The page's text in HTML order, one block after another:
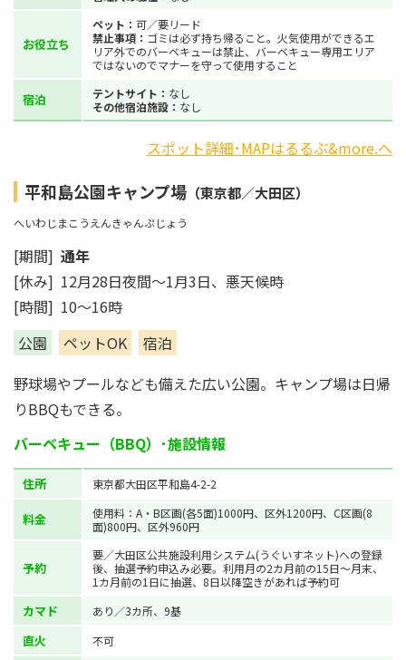
お役立ち
ペット： 可／要リード
禁止事項： ゴミは必ず持ち帰ること。火気使用ができるエ
リア外でのバーベキューは禁止、バーベキュー専用エリア
ではないのでマナーを守って使用すること
宿泊 テントサイト： なし
その他宿泊施設： なし
スポット詳細･MAPはるるぶ&more.へ
平和島公園キャンプ場 （東京都／大田区）
へいわじまこうえんきゃんぷじょう
[期間] 通年
[休み] 12月28日夜間～1月3日、悪天候時
[時間] 10～16時
公園
ペットOK
宿泊
野球場やプールなども備えた広い公園。キャンプ場は日帰
りBBQもできる。
バーベキュー（BBQ）･施設情報
住所 東京都大田区平和島4-2-2
料金
使用料：A・B区画(各5面)1000円、区外1200円、C区画(8
面)800円、区外960円
予約
要／大田区公共施設利用システム(うぐいすネット)への登録
後、抽選予約申込み必要。利用月の2カ月前の15日～月末、
1カ月前の1日に抽選、8日以降空きがあれば予約可
カマド あり／3カ所、9基
直火 不可